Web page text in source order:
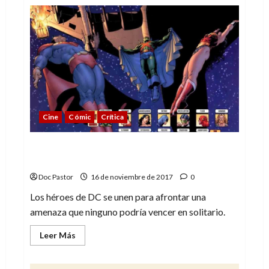
Asesinato
en
el
Orient
Express:
Alguien
ha
cometido
un
crimen…
otra
vez.
Cine Cómic Crítica
Doc Pastor 16 de noviembre de 2017 0
Los héroes de DC se unen para afrontar una
amenaza que ninguno podría vencer en solitario.
Leer Más
más